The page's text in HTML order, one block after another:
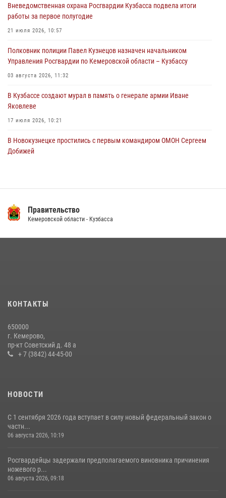
05 августа 2026, 08:10
Росгвардейцы в Юрге пресекли попытку проникновения на
05 августа 2026, 07:45
Вневедомственная охрана Росгвардии Кузбасса подвела итоги
работы за первое полугодие
21 июля 2026, 10:57
Полковник полиции Павел Кузнецов назначен начальником
Управления Росгвардии по Кемеровской области – Кузбассу
03 августа 2026, 11:32
В Кузбассе создают мурал в память о генерале армии Иване
Яковлеве
17 июля 2026, 10:21
В Новокузнецке простились с первым командиром ОМОН Сергеем
Добижей
14 июля 2026, 08:52 1
20 июля 2026, 08:52
гипермаркета товары на 13 тысяч рублей (ВИДЕО)
16 июля 2026, 06:43
Правительство
Кемеровской области - Кузбасса
КОНТАКТЫ
650000
г. Кемерово,
пр-кт Советский д. 48 а
+ 7 (3842) 44-45-00
НОВОСТИ
С 1 сентября 2026 года вступает в силу новый федеральный закон о
частн...
06 августа 2026, 10:19
Росгвардейцы задержали предполагаемого виновника причинения
ножевого р...
06 августа 2026, 09:18